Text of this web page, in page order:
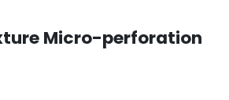
Micro-perforation